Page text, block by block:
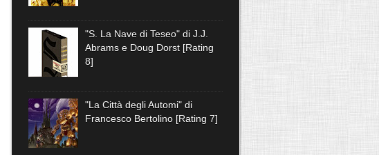
"S. La Nave di Teseo" di J.J.
Abrams e Doug Dorst [Rating
8]
"La Città degli Automi" di
Francesco Bertolino [Rating 7]